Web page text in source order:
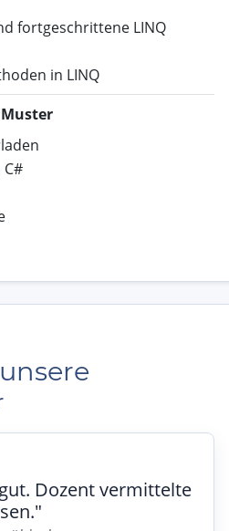
fortgeschrittene LINQ
in LINQ
Dozent vermittelte